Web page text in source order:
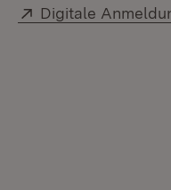
Extern:
Digitale